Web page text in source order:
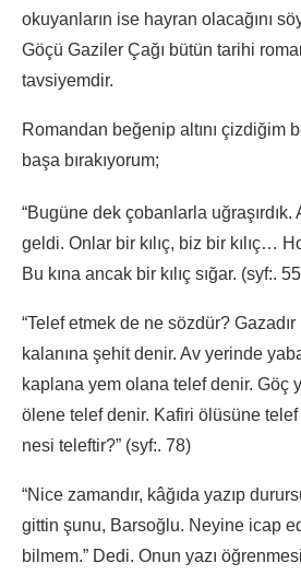
okuyanların ise hayran olacağını
Göçü Gaziler Çağı bütün tarihi
tavsiyemdir.
Romandan beğenip altını çizdiğim
başa bırakıyorum;
“Bugüne dek çobanlarla
geldi. Onlar bir kılıç, biz bir kılıç…
Bu kına ancak bir kılıç sığar. (syf:.
“Telef etmek de ne sözdür?
kalanına şehit denir. Av yerinde
kaplana yem olana telef denir. Göç
ölene telef denir. Kafiri ölüsüne
nesi teleftir?” (syf:. 78)
“Nice zamandır, kâğıda yazıp
gittin şunu, Barsoğlu. Neyine icap
bilmem.” Dedi. Onun yazı